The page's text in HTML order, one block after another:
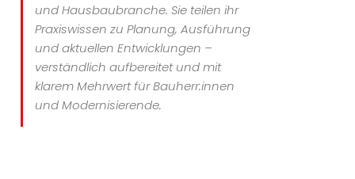
und Hausbaubranche. Sie teilen ihr
Praxiswissen zu Planung, Ausführung
und aktuellen Entwicklungen –
verständlich aufbereitet und mit
klarem Mehrwert für Bauherr:innen
und Modernisierende.